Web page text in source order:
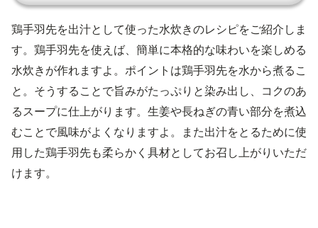
鶏手羽先を出汁として使った水炊きのレシピをご紹介しま
す。鶏手羽先を使えば、簡単に本格的な味わいを楽しめる
水炊きが作れますよ。ポイントは鶏手羽先を水から煮るこ
と。そうすることで旨みがたっぷりと染み出し、コクのあ
るスープに仕上がります。生姜や長ねぎの青い部分を煮込
むことで風味がよくなりますよ。また出汁をとるために使
用した鶏手羽先も柔らかく具材としてお召し上がりいただ
けます。